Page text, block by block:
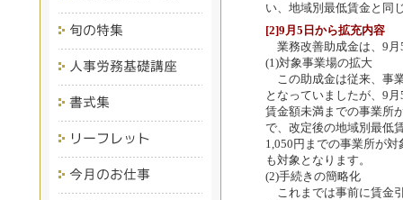
い、地域別最低賃金と同
[2]9月5日から拡充内容
業務改善助成金は、9月
(1)対象事業場の拡大
この助成金は従来、事
となっていましたが、9
賃金額未満までの事業所
で、改定後の地域別最低
1,050円までの事業所が
も対象となります。
(2)手続きの簡略化
これまでは事前に賃金